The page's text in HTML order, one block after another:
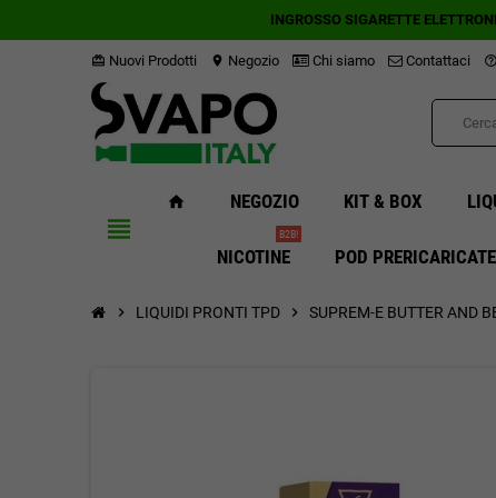
INGROSSO SIGARETTE
card_giftcard Nuovi Prodotti location_on Negozio Chi siamo Contattaci help_outline
view_headline
home NEGOZIO KIT & BOX
NICOTINE
B2B!
POD PRERICARICATE
chevron_right LIQUIDI PRONTI TPD chevron_right SUPREM-E BUTTER AND